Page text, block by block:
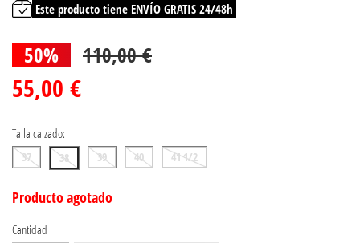
Este producto tiene ENVÍO GRATIS 24/48h
50% 110,00 €
55,00 €
Talla calzado:
37 38 39 40 41 1/2
Producto agotado
Cantidad